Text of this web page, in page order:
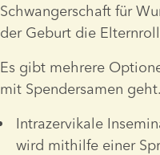
Schwangerschaft für
der Geburt die
Es gibt mehrere
mit Spendersamen geht.
Intrazervikale
wird mithilfe einer